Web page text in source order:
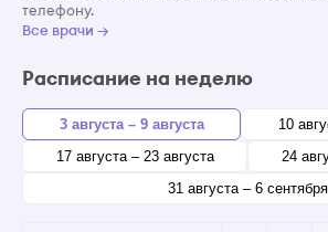
телефону.
Все врачи →
Расписание на неделю
3 августа – 9 августа
10
17 августа – 23 августа
24
31 августа – 6 сентября